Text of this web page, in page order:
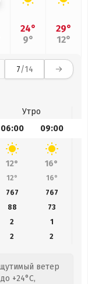
24°
9°
29°
12°
7/14
Утро
06:00 09:00
12° 16°
12° 16°
767 767
88 73
2
1
2 2
ветер
+24°C,